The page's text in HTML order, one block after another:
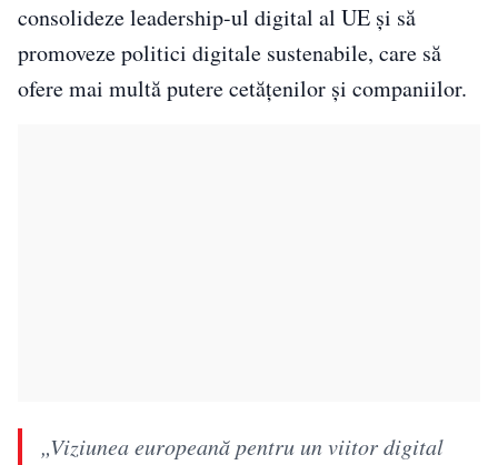
consolideze leadership-ul digital al UE și să
promoveze politici digitale sustenabile, care să
ofere mai multă putere cetățenilor și companiilor.
„Viziunea europeană pentru un viitor digital